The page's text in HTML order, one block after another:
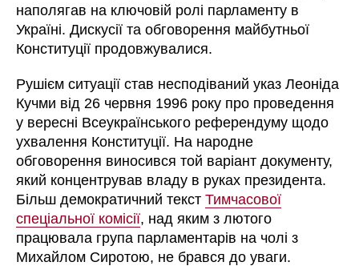
наполягав на ключовій ролі парламенту в
Україні. Дискусії та обговорення майбутньої
Конституції продовжувалися.
Рушієм ситуації став несподіваний указ Леоніда
Кучми від 26 червня 1996 року про проведення
у вересні Всеукраїнського референдуму щодо
ухвалення Конституції. На народне
обговорення виносився той варіант документу,
який концентрував владу в руках президента.
Більш демократичний текстТимчасової
спеціальної комісії, над яким з лютого
працювала група парламентарів на чолі з
Михайлом Сиротою, не брався до уваги.